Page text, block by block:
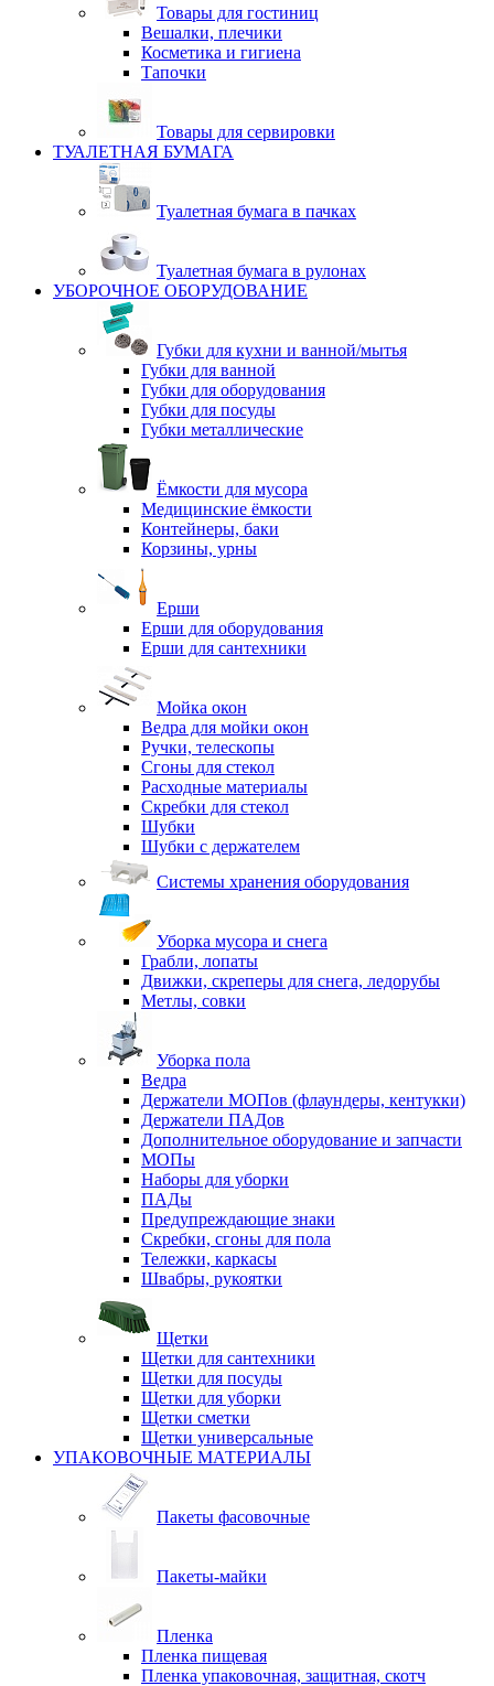
Товары для гостиниц
Вешалки, плечики
Косметика и гигиена
Тапочки
Товары для сервировки
ТУАЛЕТНАЯ БУМАГА
Туалетная бумага в пачках
Туалетная бумага в рулонах
УБОРОЧНОЕ ОБОРУДОВАНИЕ
Губки для кухни и ванной/мытья
Губки для ванной
Губки для оборудования
Губки для посуды
Губки металлические
Ёмкости для мусора
Медицинские ёмкости
Контейнеры, баки
Корзины, урны
Ерши
Ерши для оборудования
Ерши для сантехники
Мойка окон
Ведра для мойки окон
Ручки, телескопы
Сгоны для стекол
Расходные материалы
Скребки для стекол
Шубки
Шубки с держателем
Системы хранения оборудования
Уборка мусора и снега
Грабли, лопаты
Движки, скреперы для снега, ледорубы
Метлы, совки
Уборка пола
Ведра
Держатели МОПов (флаундеры, кентукки)
Держатели ПАДов
Дополнительное оборудование и запчасти
МОПы
Наборы для уборки
ПАДы
Предупреждающие знаки
Скребки, сгоны для пола
Тележки, каркасы
Швабры, рукоятки
Щетки
Щетки для сантехники
Щетки для посуды
Щетки для уборки
Щетки сметки
Щетки универсальные
УПАКОВОЧНЫЕ МАТЕРИАЛЫ
Пакеты фасовочные
Пакеты-майки
Пленка
Пленка пищевая
Пленка упаковочная, защитная, скотч